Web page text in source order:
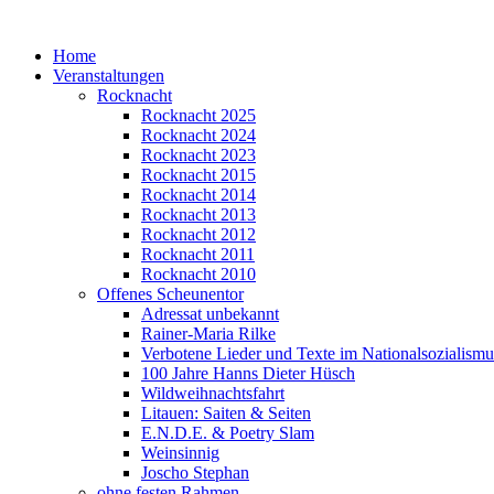
Home
Veranstaltungen
Rocknacht
Rocknacht 2025
Rocknacht 2024
Rocknacht 2023
Rocknacht 2015
Rocknacht 2014
Rocknacht 2013
Rocknacht 2012
Rocknacht 2011
Rocknacht 2010
Offenes Scheunentor
Adressat unbekannt
Rainer-Maria Rilke
Verbotene Lieder und Texte im
100 Jahre Hanns Dieter Hüsch
Wildweihnachtsfahrt
Litauen: Saiten & Seiten
E.N.D.E. & Poetry Slam
Weinsinnig
Joscho Stephan